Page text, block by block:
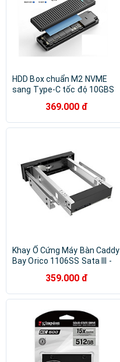
HDD Box chuẩn M2 NVME
sang Type-C tốc độ 10GBS
Hàng Chính Hãng
369.000 đ
Khay Ổ Cứng Máy Bàn Caddy
Bay Orico 1106SS Sata III -
359.000 đ